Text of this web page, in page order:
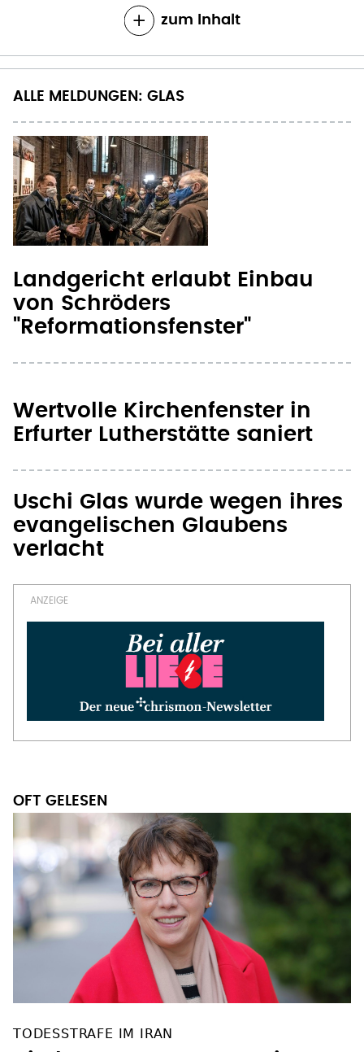
zum Inhalt
ALLE MELDUNGEN: GLAS
Landgericht erlaubt Einbau
von Schröders
"Reformationsfenster"
Wertvolle Kirchenfenster in
Erfurter Lutherstätte saniert
Uschi Glas wurde wegen ihres
evangelischen Glaubens
verlacht
OFT GELESEN
TODESSTRAFE IM IRAN